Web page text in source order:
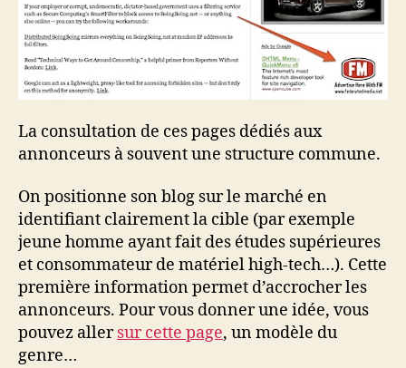
La consultation de ces pages dédiés aux
annonceurs à souvent une structure commune.
On positionne son blog sur le marché en
identifiant clairement la cible (par exemple
jeune homme ayant fait des études supérieures
et consommateur de matériel high-tech…). Cette
première information permet d’accrocher les
annonceurs. Pour vous donner une idée, vous
pouvez allersur cette page, un modèle du
genre…